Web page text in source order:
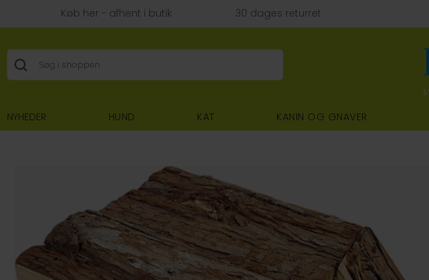
Køb her - afhent i butik 30 dages returret
NYHEDER HUND KAT KANIN OG GNAVER